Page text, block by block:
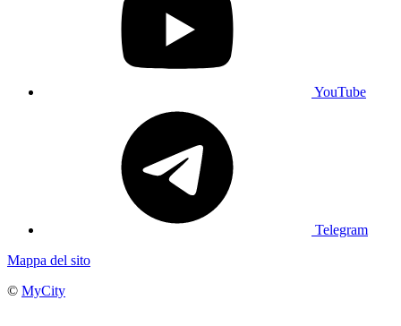
YouTube
Telegram
Mappa del sito
© MyCity